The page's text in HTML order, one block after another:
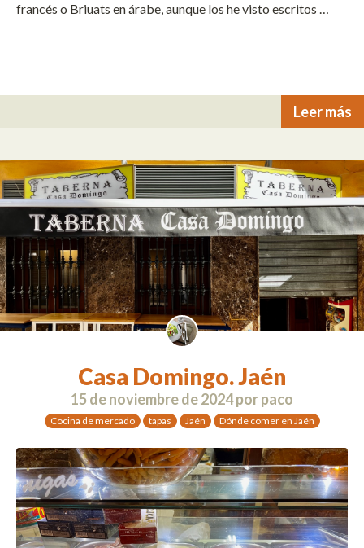
francés o Briuats en árabe, aunque los he visto escritos …
Leer más
Casa Domingo. Jaén
15 de noviembre de 2024porpaco
Cocina de mercado tapas Jaén Dónde comer en Jaén